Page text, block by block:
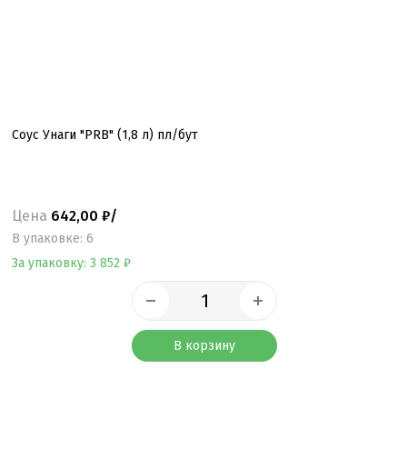
Соус Унаги "PRB" (1,8 л) пл/бут
Цена 642,00 ₽/
B упаковке: 6
За упаковку: 3 852 ₽
В корзину